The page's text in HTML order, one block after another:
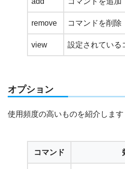
remove コマンドを削除
view 設定されている
オプション
使用頻度の高いものを紹介します
コマンド